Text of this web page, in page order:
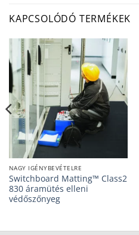
KAPCSOLÓDÓ TERMÉKEK
NAGY IGÉNYBEVÉTELRE
Switchboard Matting™ Class2
830 áramütés elleni
védőszőnyeg